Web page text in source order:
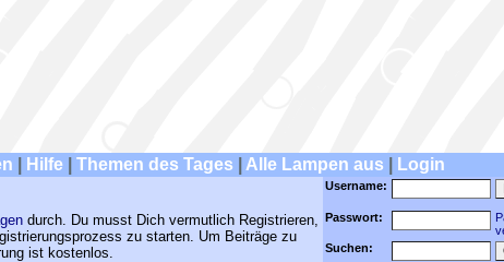
Hilfe Themen des Tages Alle Lampen aus Login
durch. Du musst Dich vermutlich Registrieren,
zu starten. Um Beiträge zu
ist kostenlos.
Username:
Passwort:
Suchen: